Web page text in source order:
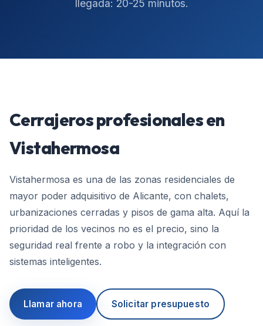
llegada: 20-25 minutos.
Cerrajeros profesionales en
Vistahermosa
Vistahermosa es una de las zonas residenciales de
mayor poder adquisitivo de Alicante, con chalets,
urbanizaciones cerradas y pisos de gama alta. Aquí la
prioridad de los vecinos no es el precio, sino la
seguridad real frente a robo y la integración con
sistemas inteligentes.
Llamar ahora Solicitar presupuesto